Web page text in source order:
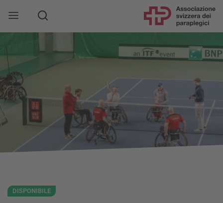
DISPONIBILE